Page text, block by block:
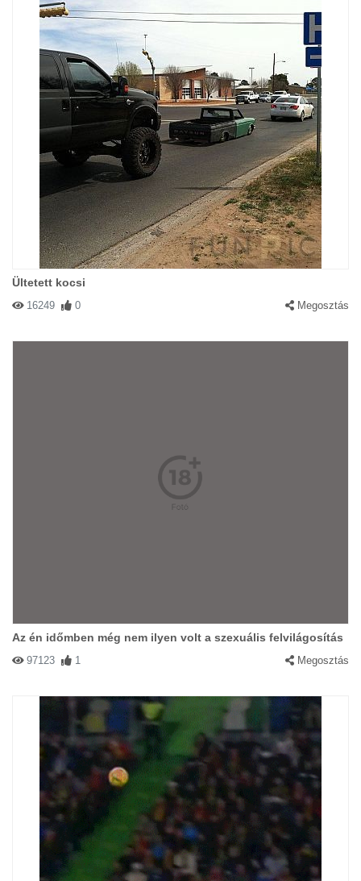
Ültetett kocsi
16249 0 Megosztás
Az én időmben még nem ilyen volt a szexuális felvilágosítás
97123 1 Megosztás